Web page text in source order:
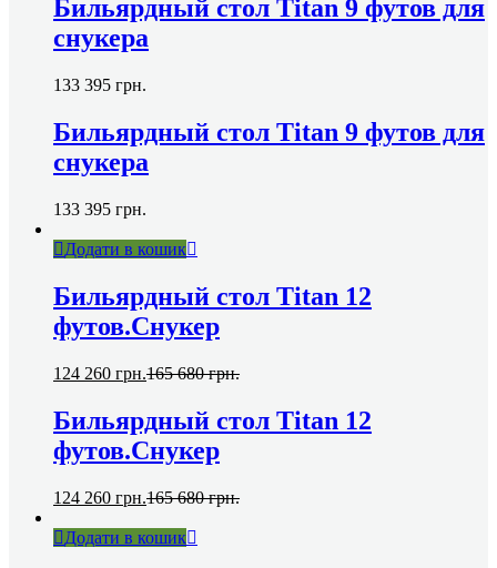
Бильярдный стол Titan 9 футов для
снукера
133 395 грн.
Бильярдный стол Titan 9 футов для
снукера
133 395 грн.
Додати в кошик
Бильярдный стол Titan 12
футов.Снукер
124 260 грн.165 680грн.
Бильярдный стол Titan 12
футов.Снукер
124 260 грн.165 680грн.
Додати в кошик